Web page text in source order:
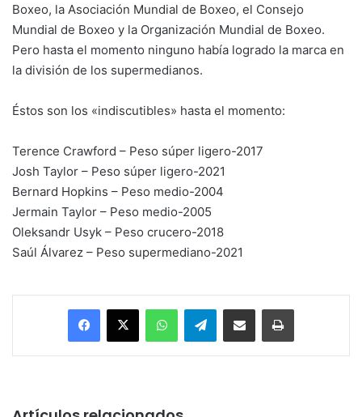
Boxeo, la Asociación Mundial de Boxeo, el Consejo
Mundial de Boxeo y la Organización Mundial de Boxeo.
Pero hasta el momento ninguno había logrado la marca en
la división de los supermedianos.
Éstos son los «indiscutibles» hasta el momento:
Terence Crawford – Peso súper ligero-2017
Josh Taylor – Peso súper ligero-2021
Bernard Hopkins – Peso medio-2004
Jermain Taylor – Peso medio-2005
Oleksandr Usyk – Peso crucero-2018
Saúl Álvarez – Peso supermediano-2021
Facebook
X WhatsAppTelegramEnviar vía email Imprimir